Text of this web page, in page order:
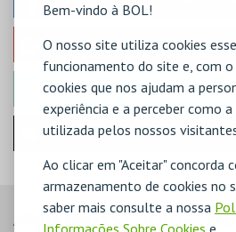
Bem-vindo à BOL!
O nosso site utiliza cookies
funcionamento do site e, com
cookies que nos ajudam a
experiência e a perceber como
utilizada pelos nossos
Ao clicar em "Aceitar" concorda
armazenamento de cookies no
saber mais consulte a nossa
Informações Sobre Cookies e
Iniciar sessão com a
AINDA NÃO ESTOU